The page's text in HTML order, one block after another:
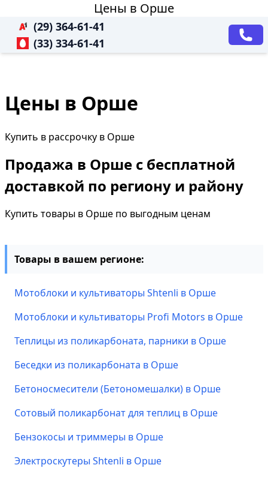
Цены в Орше
(29) 364-61-41
(33) 334-61-41
Цены в Орше
Купить в рассрочку в Орше
Продажа в Орше с бесплатной
доставкой по региону и району
Купить товары в Орше по выгодным ценам
Товары в вашем регионе:
Мотоблоки и культиваторы Shtenli в Орше
Мотоблоки и культиваторы Profi Motors в Орше
Теплицы из поликарбоната, парники в Орше
Беседки из поликарбоната в Орше
Бетоносмесители (Бетономешалки) в Орше
Сотовый поликарбонат для теплиц в Орше
Бензокосы и триммеры в Орше
Электроскутеры Shtenli в Орше